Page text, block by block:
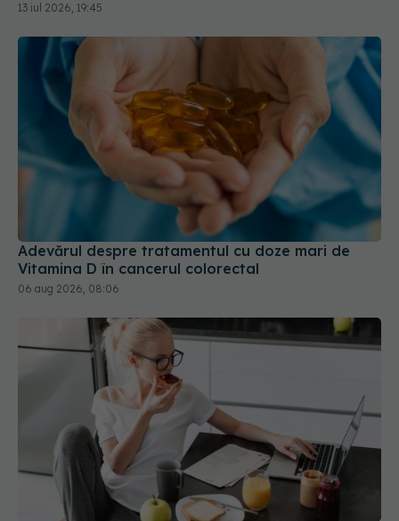
13 iul 2026, 19:45
Adevărul despre tratamentul cu doze mari de
Vitamina D în cancerul colorectal
06 aug 2026, 08:06